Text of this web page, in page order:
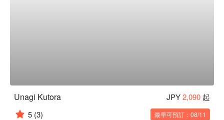
Unagi Kutora JPY2,090 起
5 (3) 最早可預訂：08/11